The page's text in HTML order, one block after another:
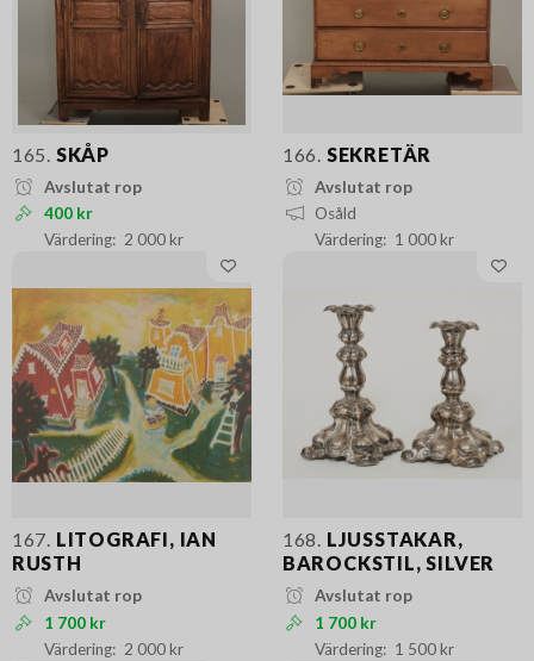
165. SKÅP
Avslutat rop
400 kr
2 000 kr
166. SEKRETÄR
Avslutat rop
Osåld
1 000 kr
167. LITOGRAFI, IAN
RUSTH
Avslutat rop
1 700 kr
2 000 kr
168. LJUSSTAKAR,
BAROCKSTIL, SILVER
Avslutat rop
1 700 kr
1 500 kr